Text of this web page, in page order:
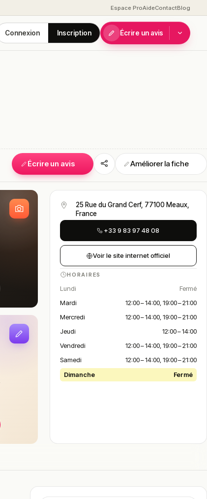
Espace ProAideContactBlog
Connexion Inscription Écrire un avis
Écrire un avis Améliorer la fiche
25 Rue du Grand Cerf, 77100 Meaux,
France
+33 9 83 97 48 08
Voir le site internet officiel
HORAIRES
Lundi
Fermé
Mardi
12:00 – 14:00, 19:00 – 21:00
Mercredi
12:00 – 14:00, 19:00 – 21:00
Jeudi
12:00 – 14:00
Vendredi
12:00 – 14:00, 19:00 – 21:00
Samedi
12:00 – 14:00, 19:00 – 21:00
Dimanche
Fermé